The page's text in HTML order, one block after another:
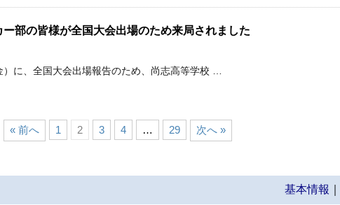
部の皆様が全国大会出場のため来局されました
に、全国大会出場報告のため、尚志高等学校 …
« 前へ 1 2 3 4 … 29 次へ »
基本情報